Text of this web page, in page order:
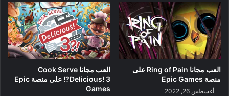
العب مجانا Ring of Pain على
منصة Epic Games
أغسطس 26, 2022
العب مجانا Cook Serve
Delicious! 3?! على منصة Epic
Games